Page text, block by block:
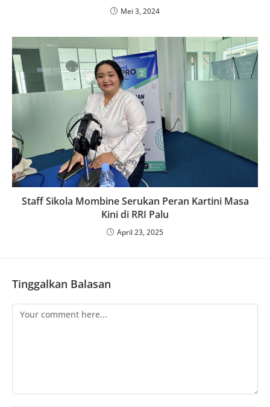
Mei 3, 2024
Staff Sikola Mombine Serukan Peran Kartini Masa
Kini di RRI Palu
April 23, 2025
Tinggalkan Balasan
Comment